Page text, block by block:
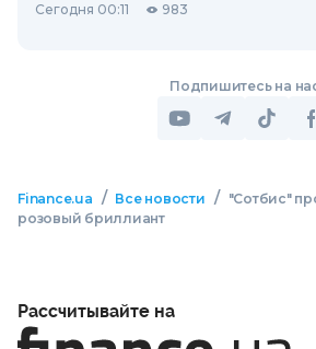
Сегодня 00:11 983
Подпишитесь на
Finance.ua / Все новости /
"Сотбис"
розовый бриллиант
Рассчитывайте на